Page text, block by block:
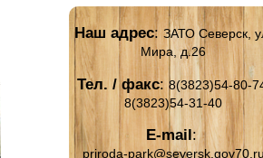
Наш адрес: ЗАТО Северск,
Мира, д.26
Тел. / факс:8(3823)54-80-
8(3823)54-31-40
E-mail :
priroda-park@seversk.gov70.ru